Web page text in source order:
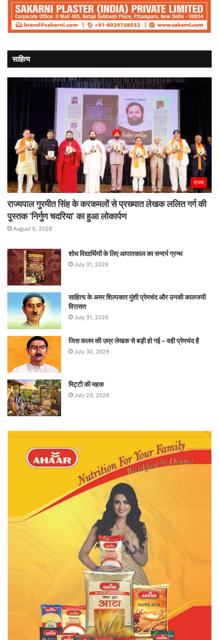
साहित्य
राज्य
राज्यपाल गुरमीत सिंह के करकमलों से प्रख्यात लेखक ललित गर्ग की
पुस्तक ‘निर्गुण चदरिया’ का हुआ लोकार्पण
August 6, 2026
शोध विद्यार्थियों के लिए आपातकाल का सन्दर्भ ग्रन्थ
July 31, 2026
साहित्य के अमर शिल्पकार मुंशी प्रेमचंद और उनकी कालजयी
विरासत
July 31, 2026
जिस कलम की उम्र लेखक से बड़ी हो गई – वही प्रेमचंद है
July 30, 2026
मिट्टी की महक
July 29, 2026